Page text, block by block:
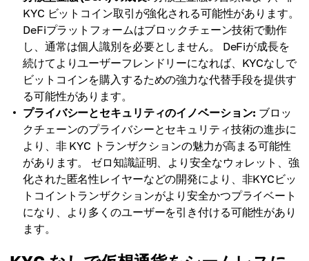
KYC ビットコイン取引が強化される可能性があります。
DeFiプラットフォームはブロックチェーン技術で動作
し、通常は個人識別を必要としません。 DeFiが成長を
続けてよりユーザーフレンドリーになれば、KYCなしで
ビットコインを購入するための強力な代替手段を提供す
る可能性があります。
プライバシーとセキュリティのイノベーション: ブロッ
クチェーンのプライバシーとセキュリティ技術の進歩に
より、非 KYC トランザクションの魅力が高まる可能性
があります。 ゼロ知識証明、より安全なウォレット、強
化された匿名性レイヤーなどの開発により、非KYCビッ
トコイントランザクションがより安全かつプライベート
になり、より多くのユーザーを引き付ける可能性があり
ます。